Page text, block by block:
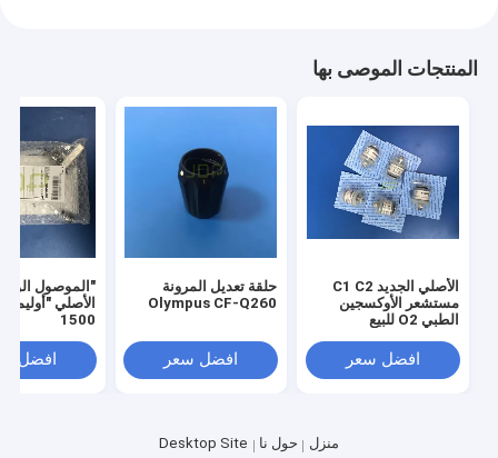
المنتجات الموصى بها
الأصلي الجديد C1 C2
مستشعر الأوكسجين
الطبي O2 للبيع
افضل سعر
حلقة تعديل المرونة
Olympus CF-Q260
افضل سعر
"الموصول
1500
افضل
منزل حول نا
Desktop Site